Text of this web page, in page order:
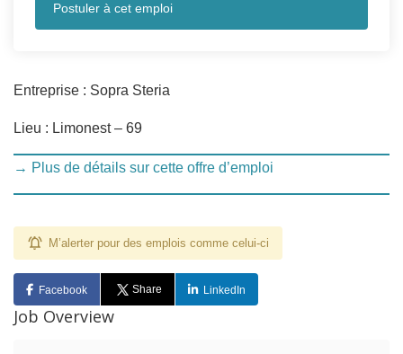
Postuler à cet emploi
Entreprise : Sopra Steria
Lieu : Limonest – 69
→ Plus de détails sur cette offre d’emploi
M’alerter pour des emplois comme celui-ci
Facebook Share LinkedIn
Job Overview